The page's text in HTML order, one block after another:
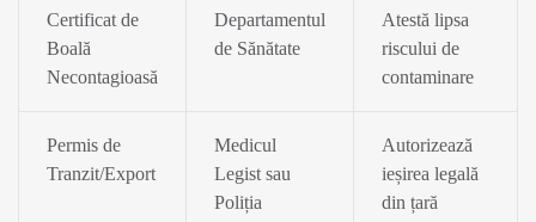
Certificat de
Boală
Necontagioasă
Departamentul
de Sănătate
Atestă lipsa
riscului de
contaminare
Permis de
Tranzit/Export
Medicul
Legist sau
Poliția
Autorizează
ieșirea legală
din țară